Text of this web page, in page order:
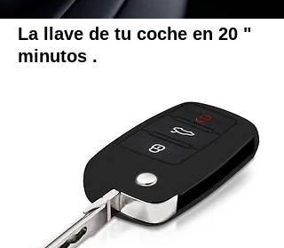
La llave de tu coche en 20 "
minutos .